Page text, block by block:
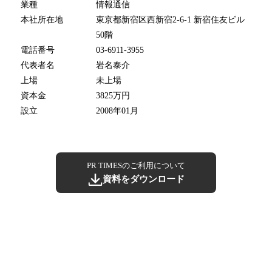
業種
情報通信
本社所在地
東京都新宿区西新宿2-6-1 新宿住友ビル
50階
電話番号
03-6911-3955
代表者名
岩名泰介
上場
未上場
資本金
3825万円
設立
2008年01月
PR TIMESのご利用について
資料をダウンロード